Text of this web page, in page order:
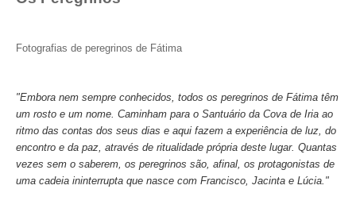
Fotografias de peregrinos de Fátima
"Embora nem sempre conhecidos, todos os peregrinos de Fátima têm
um rosto e um nome. Caminham para o Santuário da Cova de Iria ao
ritmo das contas dos seus dias e aqui fazem a experiência de luz, do
encontro e da paz, através de ritualidade própria deste lugar. Quantas
vezes sem o saberem, os peregrinos são, afinal, os protagonistas de
uma cadeia ininterrupta que nasce com Francisco, Jacinta e Lúcia."